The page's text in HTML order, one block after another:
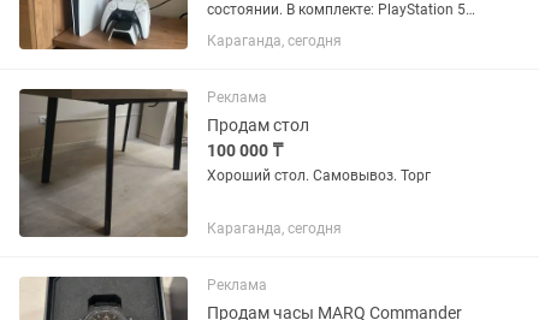
состоянии. В комплекте: PlayStation 5
Slim 4G 2 оригинальных беспроводных
геймпада DualSense Зарядная станция
Игры и...
Караганда, сегодня
Реклама
Продам стол
100 000 ₸
Хороший стол. Самовывоз. Торг
Караганда, сегодня
Реклама
Продам часы MARQ Commander